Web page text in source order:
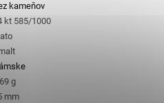
kameňov
kt 585/1000
g
mm